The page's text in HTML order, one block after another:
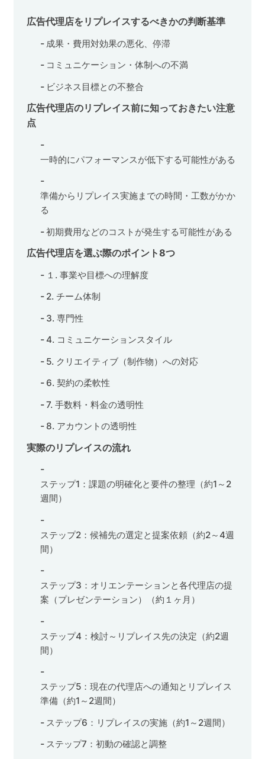
広告代理店をリプレイスするべきかの判断基準
成果・費用対効果の悪化、停滞
コミュニケーション・体制への不満
ビジネス目標との不整合
広告代理店のリプレイス前に知っておきたい注意
点
一時的にパフォーマンスが低下する可能性がある
準備からリプレイス実施までの時間・工数がかか
る
初期費用などのコストが発生する可能性がある
広告代理店を選ぶ際のポイント8つ
１. 事業や目標への理解度
2. チーム体制
3. 専門性
4. コミュニケーションスタイル
5. クリエイティブ（制作物）への対応
6. 契約の柔軟性
7. 手数料・料金の透明性
8. アカウントの透明性
実際のリプレイスの流れ
ステップ1：課題の明確化と要件の整理（約1～2
週間）
ステップ2：候補先の選定と提案依頼（約2～4週
間）
ステップ3：オリエンテーションと各代理店の提
案（プレゼンテーション）（約１ヶ月）
ステップ4：検討～リプレイス先の決定（約2週
間）
ステップ5：現在の代理店への通知とリプレイス
準備（約1～2週間）
ステップ6：リプレイスの実施（約1～2週間）
ステップ7：初動の確認と調整